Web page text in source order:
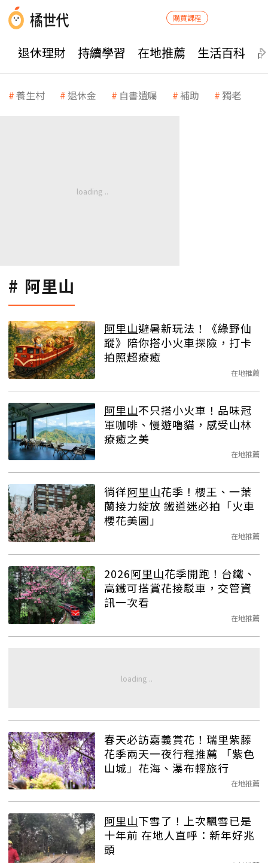
購買課程
退休理財 持續學習 在地推薦 生活百科
養生村 退休金 自書遺囑 補助 獨老
阿里山
阿里山避暑新玩法！《綠野仙
蹤》陪你搭小火車探險，打卡
拍照超療癒
在地推薦
阿里山不只搭小火車！品味冠
軍咖啡、慢遊嚕貓，感受山林
療癒之美
在地推薦
徜徉阿里山花季！櫻王、一葉
蘭接力綻放 鐵道迷必拍「火車
櫻花美圖」
在地推薦
2026阿里山花季開跑！台鐵、
高鐵可搭賞花接駁車，交管資
訊一次看
在地推薦
春天必訪嘉義賞花！瑞里紫藤
花季兩天一夜行程推薦 「紫色
山城」花海、瀑布輕旅行
在地推薦
阿里山下雪了！上次飄雪已是
十年前 在地人直呼：新年好兆
頭